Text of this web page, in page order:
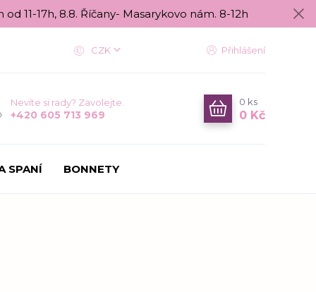
11-17h, 8.8. Říčany- Masarykovo nám. 8-12h
CZK Přihlášení
Nevíte si rady? Zavolejte.
+420 605 713 969
0 ks
0 Kč
SPANÍ BONNETY